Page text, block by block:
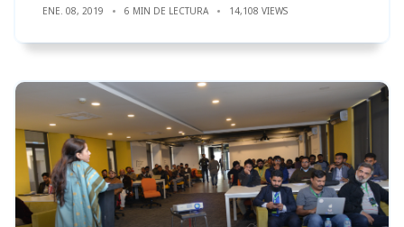
ENE. 08, 2019 6 MIN DE LECTURA 14,108 VIEWS